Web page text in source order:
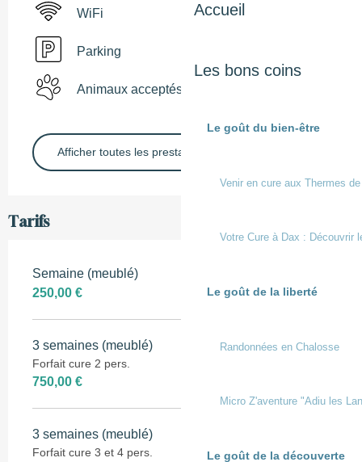
Accueil
Les bons coins
Le goût du bien-être
Venir en cure aux Thermes
Votre Cure à Dax : Découvrir
Le goût de la liberté
Randonnées en Chalosse
Micro Z'aventure "Adiu les
Le goût de la découverte
WiFi
Parking
Animaux acceptés
Afficher toutes les prestations
Tarifs
Semaine (meublé)
250,00 €
3 semaines (meublé)
Forfait cure 2 pers.
750,00 €
3 semaines (meublé)
Forfait cure 3 et 4 pers.